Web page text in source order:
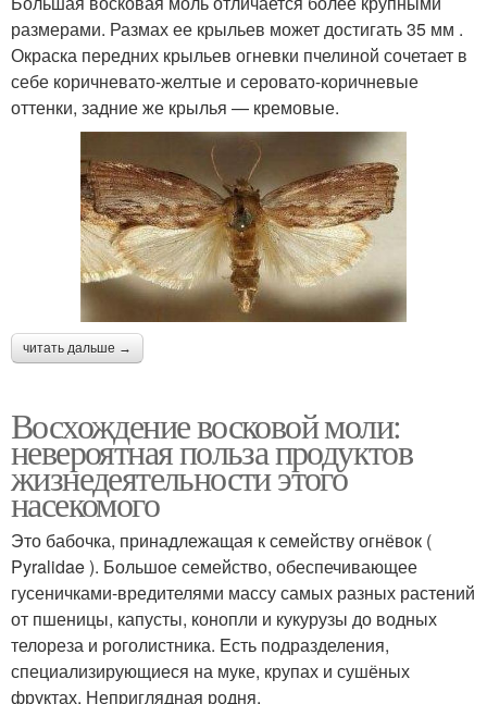
размерами. Размах ее крыльев может достигать 35 мм .
Окраска передних крыльев огневки пчелиной сочетает в
себе коричневато-желтые и серовато-коричневые
оттенки, задние же крылья — кремовые.
читать дальше →
Восхождение восковой моли:
невероятная польза продуктов
жизнедеятельности этого
насекомого
Это бабочка, принадлежащая к семейству огнёвок (
Pyralidae ). Большое семейство, обеспечивающее
гусеничками-вредителями массу самых разных растений
от пшеницы, капусты, конопли и кукурузы до водных
телореза и роголистника. Есть подразделения,
специализирующиеся на муке, крупах и сушёных
фруктах. Неприглядная родня.